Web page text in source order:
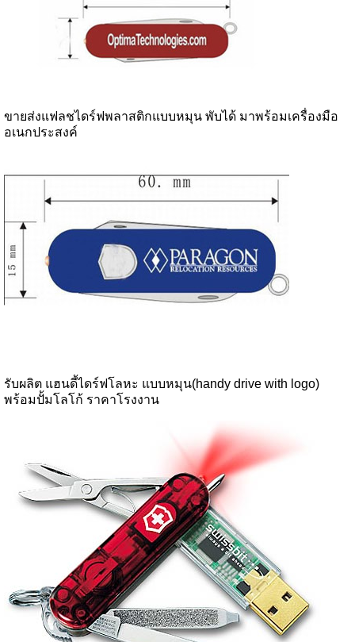
ขายส่งแฟลชไดร์ฟพลาสติกแบบหมุน พับได้ มาพร้อมเครื่องมือ
อเนกประสงค์
รับผลิต แฮนดี้ไดร์ฟโลหะ แบบหมุน(handy drive with logo)
พร้อมปั้มโลโก้ ราคาโรงงาน